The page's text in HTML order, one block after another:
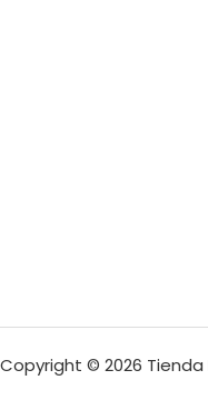
Copyright © 2026 Tienda